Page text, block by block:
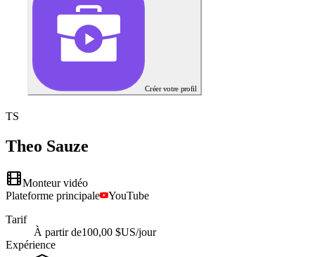
Créer votre profil
TS
Theo Sauze
Monteur vidéo
Plateforme principale
YouTube
Tarif
À partir de100,00 $US/jour
Expérience